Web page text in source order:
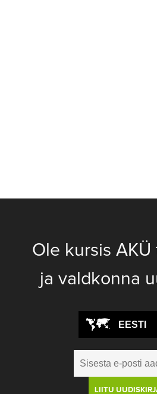
Ole kursis
ja valdkonna